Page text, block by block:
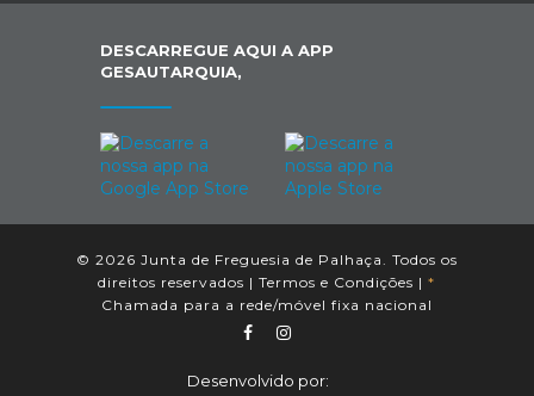
DESCARREGUE AQUI A APP
GESAUTARQUIA,
© 2026 Junta de Freguesia de Palhaça. Todos os
direitos reservados | Termos e Condições | *
Chamada para a rede/móvel fixa nacional
Desenvolvido por: